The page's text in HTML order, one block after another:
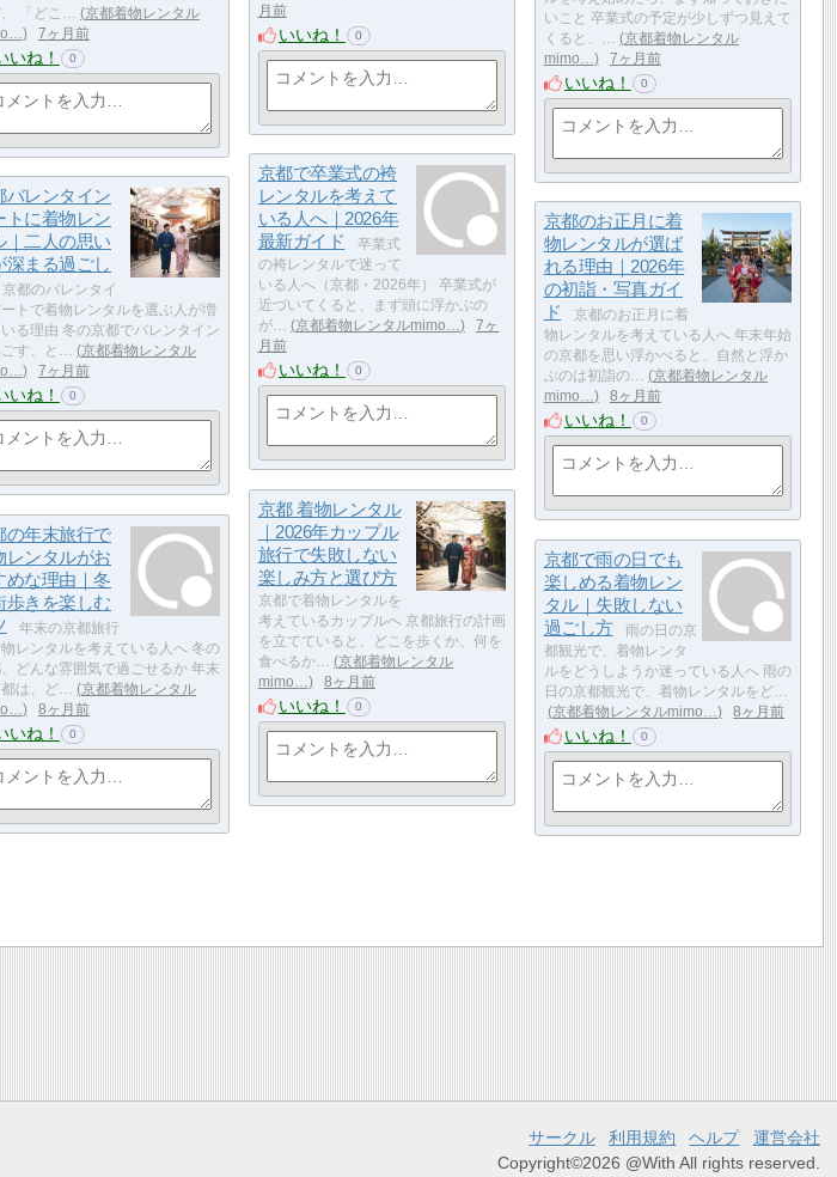
月前
いいね！ 0
「どこ…
京都着物レンタル
7ヶ月前
いね！ 0
いこと 卒業式の予定が少しずつ見えて
くると、…
京都着物レンタル
mimo…
7ヶ月前
いいね！ 0
京都で卒業式の袴
レンタルを考えて
いる人へ｜2026年
最新ガイド
卒業式
の袴レンタルで迷って
いる人へ（京都・2026年） 卒業式が
近づいてくると、まず頭に浮かぶの
が…
京都着物レンタルmimo…
7ヶ
月前
いいね！ 0
バレンタイン
トに着物レン
｜二人の思い
深まる過ごし
京都のバレンタイ
ートで着物レンタルを選ぶ人が増
いる理由 冬の京都でバレンタイン
す、と…
京都着物レンタル
7ヶ月前
いね！ 0
京都のお正月に着
物レンタルが選ば
れる理由｜2026年
の初詣・写真ガイ
ド
京都のお正月に着
物レンタルを考えている人へ 年末年始
の京都を思い浮かべると、自然と浮か
ぶのは初詣の…
京都着物レンタル
mimo…
8ヶ月前
いいね！ 0
京都 着物レンタル
｜2026年カップル
旅行で失敗しない
楽しみ方と選び方
京都で着物レンタルを
考えているカップルへ 京都旅行の計画
を立てていると、どこを歩くか、何を
食べるか…
京都着物レンタル
mimo…
8ヶ月前
いいね！ 0
の年末旅行で
レンタルがお
めな理由｜冬
歩きを楽しむ
年末の京都旅行
レンタルを考えている人へ 冬の
どんな雰囲気で過ごせるか 年末
は、ど…
京都着物レンタル
8ヶ月前
いね！ 0
京都で雨の日でも
楽しめる着物レン
タル｜失敗しない
過ごし方
雨の日の京
都観光で、着物レンタ
ルをどうしようか迷っている人へ 雨の
日の京都観光で、着物レンタルをど…
京都着物レンタルmimo…
8ヶ月前
いいね！ 0
サークル 利用規約 ヘルプ
運営会社
Copyright©2026 @With All rights reserved.